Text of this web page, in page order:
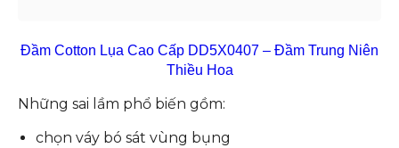
Đầm Cotton Lụa Cao Cấp DD5X0407 – Đầm Trung Niên
Thiều Hoa
Những sai lầm phổ biến gồm:
chọn váy bó sát vùng bụng